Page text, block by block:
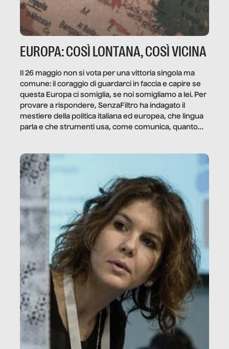
EUROPA: COSÌ LONTANA, COSÌ VICINA
Il 26 maggio non si vota per una vittoria singola ma
comune: il coraggio di guardarci in faccia e capire se
questa Europa ci somiglia, se noi somigliamo a lei. Per
provare a rispondere, SenzaFiltro ha indagato il
mestiere della politica italiana ed europea, che lingua
parla e che strumenti usa, come comunica, quanto